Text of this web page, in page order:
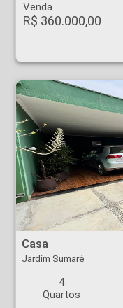
Venda
R$ 360.000,00
Casa - Jardim Sumaré - Ribeirão Preto
Casa
Jardim Sumaré
4
Quartos